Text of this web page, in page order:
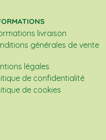
livraison
générales de vente
légales
de confidentialité
de cookies